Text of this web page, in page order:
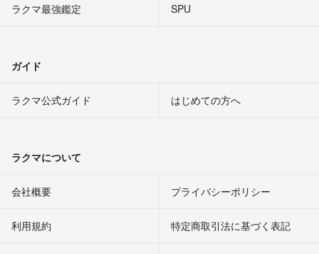
ラクマ最強鑑定
SPU
ガイド
ラクマ公式ガイド はじめての方へ
ラクマについて
会社概要 プライバシーポリシー
利用規約 特定商取引法に基づく表記